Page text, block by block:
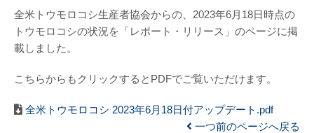
全米トウモロコシ生産者協会からの、2023年6月18日時点の
トウモロコシの状況を「レポート・リリース」のページに掲
載しました。
こちらからもクリックするとPDFでご覧いただけます。
全米トウモロコシ 2023年6月18日付アップデート.pdf
一つ前のページへ戻る